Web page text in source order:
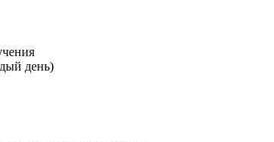
день)